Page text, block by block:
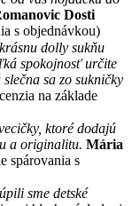
Dosti
s objednávkou)
dolly sukňu
spokojnosť určite
sa zo sukničky
na základe
ktoré dodajú
a originalitu. Mária
spárovania s
sme detské